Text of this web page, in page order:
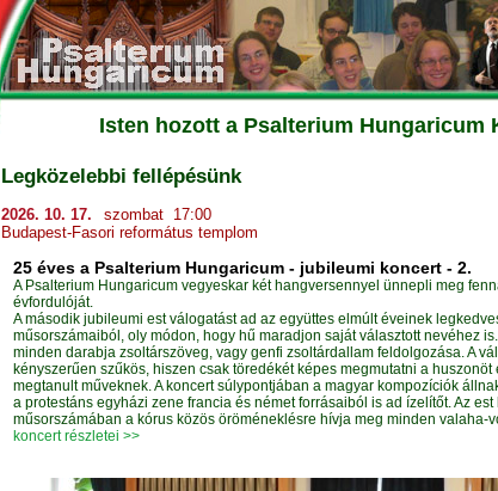
Isten hozott a Psalterium Hungaricum
Legközelebbi fellépésünk
2026. 10. 17.
szombat 17:00
Budapest-Fasori református templom
25 éves a Psalterium Hungaricum - jubileumi koncert - 2.
A Psalterium Hungaricum vegyeskar két hangversennyel ünnepli meg
évfordulóját.
A második jubileumi est válogatást ad az együttes elmúlt éveinek
műsorszámaiból, oly módon, hogy hű maradjon saját választott nevéhez
minden darabja zsoltárszöveg, vagy genfi zsoltárdallam feldolgozása. A
kényszerűen szűkös, hiszen csak töredékét képes megmutatni a huszonöt
megtanult műveknek. A koncert súlypontjában a magyar kompozíciók
a protestáns egyházi zene francia és német forrásaiból is ad ízelítőt. Az est
műsorszámában a kórus közös öröméneklésre hívja meg minden valaha-
koncert részletei >>